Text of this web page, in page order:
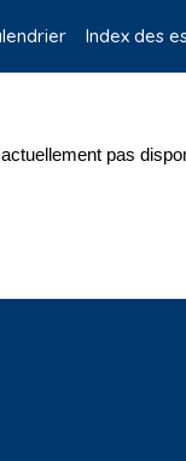
Index des
pas